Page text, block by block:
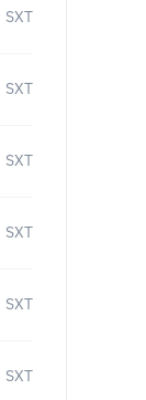
SXT
SXT
SXT
SXT
SXT
SXT